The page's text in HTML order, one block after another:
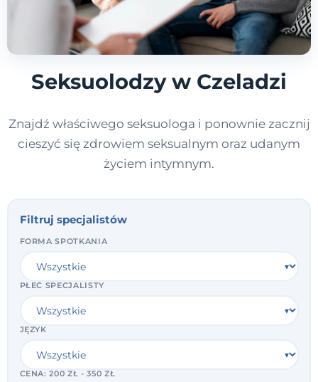
Seksuolodzy w Czeladzi
Znajdź właściwego seksuologa i ponownie zacznij
cieszyć się zdrowiem seksualnym oraz udanym
życiem intymnym.
Filtruj specjalistów
FORMA SPOTKANIA
PŁEĆ SPECJALISTY
JĘZYK
CENA:200 ZŁ - 350 ZŁ